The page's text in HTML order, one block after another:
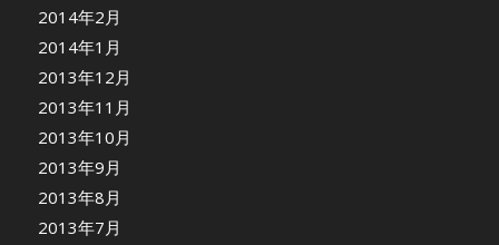
2014年2月
2014年1月
2013年12月
2013年11月
2013年10月
2013年9月
2013年8月
2013年7月